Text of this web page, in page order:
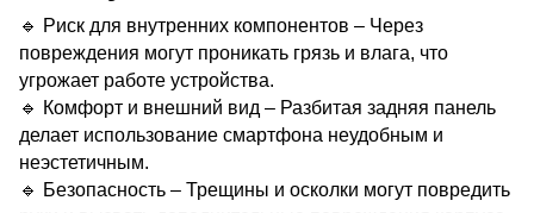
🔹 Риск для внутренних компонентов – Через
повреждения могут проникать грязь и влага, что
угрожает работе устройства.
🔹 Комфорт и внешний вид – Разбитая задняя панель
делает использование смартфона неудобным и
неэстетичным.
🔹 Безопасность – Трещины и осколки могут повредить